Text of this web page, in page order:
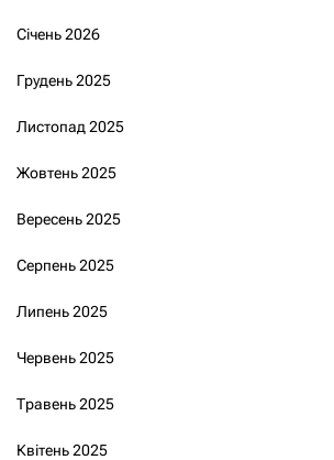
Січень 2026
Грудень 2025
Листопад 2025
Жовтень 2025
Вересень 2025
Серпень 2025
Липень 2025
Червень 2025
Травень 2025
Квітень 2025